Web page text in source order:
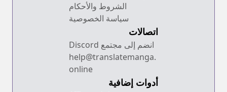
الشروط والأحكام
سياسة الخصوصية
اتصالات
انضم إلى مجتمع Discord
help@translatemanga.
online
أدوات إضافية